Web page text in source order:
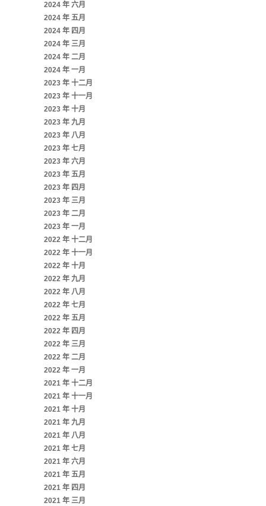
2024 年 六月
2024 年 五月
2024 年 四月
2024 年 三月
2024 年 二月
2024 年 一月
2023 年 十二月
2023 年 十一月
2023 年 十月
2023 年 九月
2023 年 八月
2023 年 七月
2023 年 六月
2023 年 五月
2023 年 四月
2023 年 三月
2023 年 二月
2023 年 一月
2022 年 十二月
2022 年 十一月
2022 年 十月
2022 年 九月
2022 年 八月
2022 年 七月
2022 年 五月
2022 年 四月
2022 年 三月
2022 年 二月
2022 年 一月
2021 年 十二月
2021 年 十一月
2021 年 十月
2021 年 九月
2021 年 八月
2021 年 七月
2021 年 六月
2021 年 五月
2021 年 四月
2021 年 三月